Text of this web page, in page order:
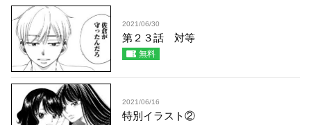
2021/06/30
第２３話 対等
無料
2021/06/16
特別イラスト②